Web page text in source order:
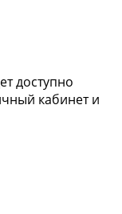
доступно
кабинет и